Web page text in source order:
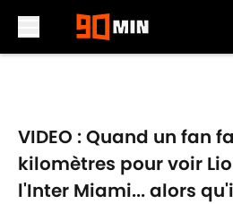
VIDEO : Quand un fan
kilomètres pour voir
l'Inter Miami... alors